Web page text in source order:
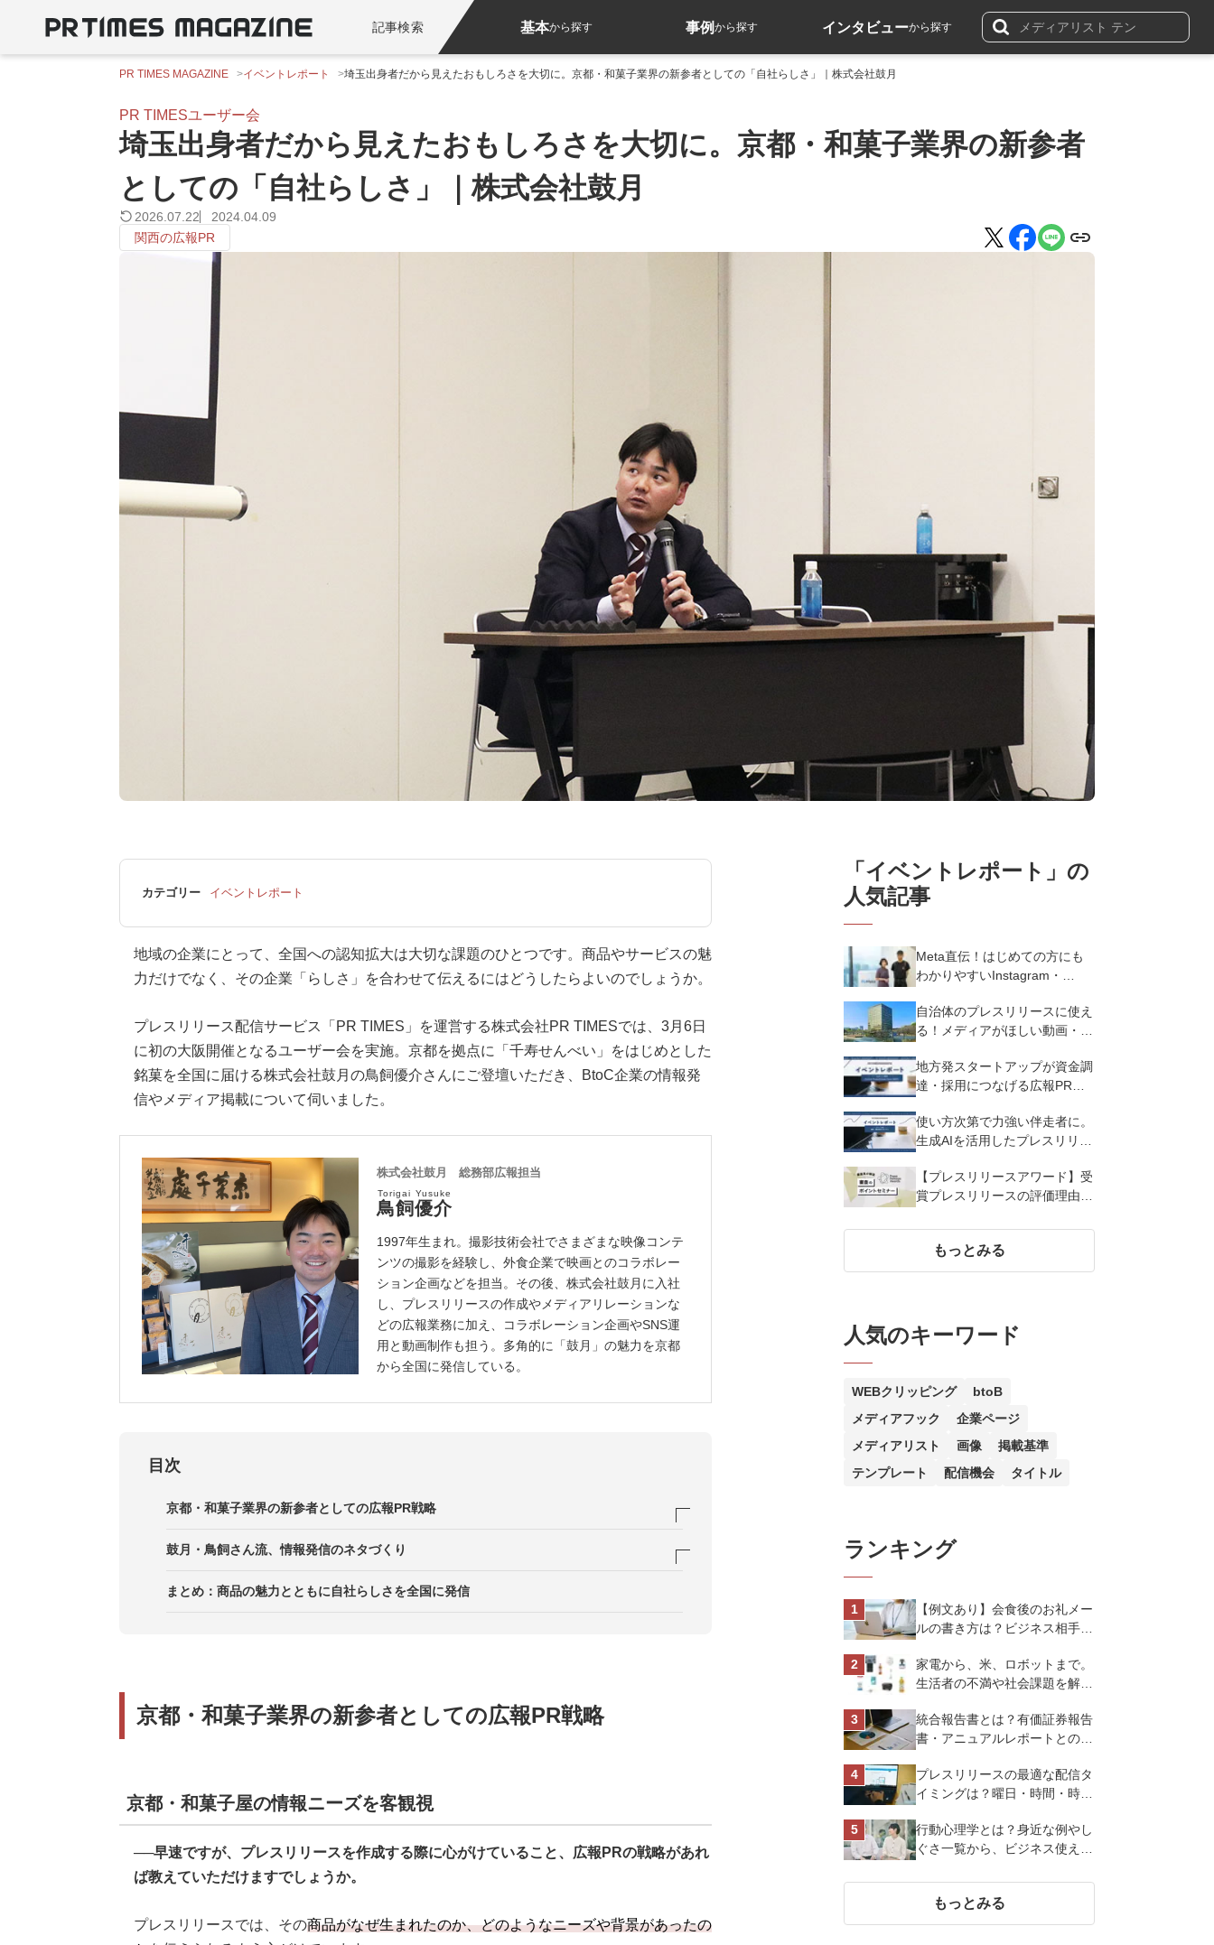
記事検索 基本から探す 事例から探す インタビューから探す
PR TIMES MAGAZINE イベントレポート 埼玉出身者だから見えたおもしろさを大切に。京都・和菓子業界の新参者としての「自社らしさ」｜株式会社鼓月
PR TIMESユーザー会
埼玉出身者だから見えたおもしろさを大切に。京都・和菓子業界の新参者
としての「自社らしさ」｜株式会社鼓月
2026.07.22
2024.04.09
関西の広報PR
カテゴリー イベントレポート
地域の企業にとって、全国への認知拡大は大切な課題のひとつです。商品やサービスの魅
力だけでなく、その企業「らしさ」を合わせて伝えるにはどうしたらよいのでしょうか。
プレスリリース配信サービス「PR TIMES」を運営する株式会社PR TIMESでは、3月6日
に初の大阪開催となるユーザー会を実施。京都を拠点に「千寿せんべい」をはじめとした
銘菓を全国に届ける株式会社鼓月の鳥飼優介さんにご登壇いただき、BtoC企業の情報発
信やメディア掲載について伺いました。
株式会社鼓月 総務部広報担当
鳥飼優介
Torigai Yusuke
1997年生まれ。撮影技術会社でさまざまな映像コンテ
ンツの撮影を経験し、外食企業で映画とのコラボレー
ション企画などを担当。その後、株式会社鼓月に入社
し、プレスリリースの作成やメディアリレーションな
どの広報業務に加え、コラボレーション企画やSNS運
用と動画制作も担う。多角的に「鼓月」の魅力を京都
から全国に発信している。
目次
京都・和菓子業界の新参者としての広報PR戦略
京都・和菓子屋の情報ニーズを客観視
京都と新参者らしさを出した鼓月のプレスリリース事例
鼓月・鳥飼さん流、情報発信のネタづくり
社内に眠る意外性のある情報に着目
参加者から鳥飼さんへ質問｜社内に思いを伝える活動
まとめ：商品の魅力とともに自社らしさを全国に発信
京都・和菓子業界の新参者としての広報PR戦略
京都・和菓子屋の情報ニーズを客観視
──早速ですが、プレスリリースを作成する際に心がけていること、広報PRの戦略があれ
ば教えていただけますでしょうか。
プレスリリースでは、その商品がなぜ生まれたのか、どのようなニーズや背景があったの
「イベントレポート 」の
人気記事
Meta直伝！はじめての方にも
わかりやすいInstagram・
設計｜Meta social
communication session
自治体のプレスリリースに使え
る！メディアがほしい動画・画
地方発スタートアップが資金調
達・採用につなげる広報PR。
の共通点｜Future
Pressrelease from IWATE
使い方次第で力強い伴走者に。
生成AIを活用したプレスリリー
テン
【プレスリリースアワード】受
賞プレスリリースの評価理由と
もっとみる
人気のキーワード
WEBクリッピング
btoB
メディアフック
企業ページ
メディアリスト
画像
掲載基準
テンプレート
配信機会 タイトル
ランキング
【例文あり】会食後のお礼メー
ルの書き方は？ビジネス相手に
トを解説
家電から、米、ロボットまで。
生活者の不満や社会課題を解決
スオーヤマ株式会社
統合報告書とは？有価証券報告
書・アニュアルレポートとの違
プレスリリースの最適な配信タ
イミングは？曜日・時間・時期
化させよう
行動心理学とは？身近な例やし
ぐさ一覧から、ビジネス使える
もっとみる